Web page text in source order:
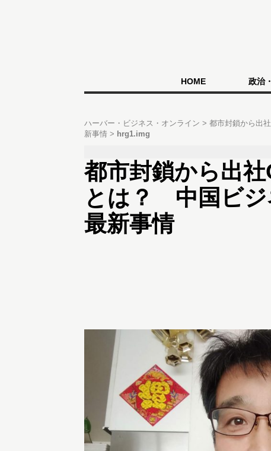
HOME 政治
ハーバー・ビジネス・オンライン
都市封鎖から出
新事情
hrg1.img
都市封鎖から出
とは？ 中国ビジ
最新事情